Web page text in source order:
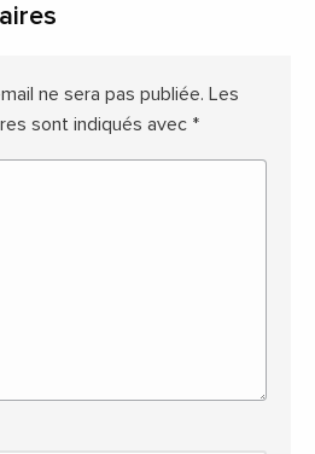
ne sera pas publiée. Les
sont indiqués avec *